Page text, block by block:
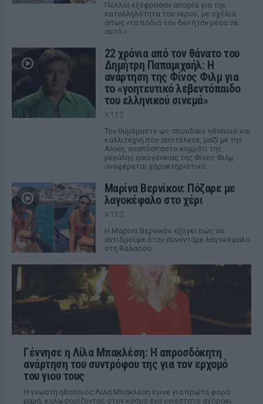
Πολλοί εξέφρασαν απορία για την
καταλληλότητα του νερού, με σχόλια
όπως «τα πόδια του δεν ήταν μέσα σε
αυτό;»
22 χρόνια από τον θάνατο του
Δημήτρη Παπαμιχαήλ: Η
ανάρτηση της Φίνος Φιλμ για
το «γοητευτικό λεβεντόπαιδο
του ελληνικού σινεμά»
ΧΤΕΣ
Τον θυμόμαστε ως σπουδαίο ηθοποιό και
καλλιτέχνη που αποτέλεσε, μαζί με την
Αλίκη, αναπόσπαστο κομμάτι της
μεγάλης οικογένειας της Φίνος Φιλμ,
αναφέρεται χαρακτηριστικά
Μαρίνα Βερνίκου: Πόζαρε με
λαγοκέφαλο στο χέρι
ΧΤΕΣ
Η Μαρίνα Βερνίκου εξηγεί πώς να
αντιδρούμε όταν συναντάμε λαγοκέφαλο
στη θάλασσα
Γέννησε η Λίλα Μπακλέση: Η απροσδόκητη
ανάρτηση του συντρόφου της για τον ερχομό
του γιου τους
Η γνωστή ηθοποιός Λίλα Μπακλέση έγινε για πρώτη φορά
μαμά, καλωσορίζοντας στον κόσμο ένα υγιέστατο αγοράκι